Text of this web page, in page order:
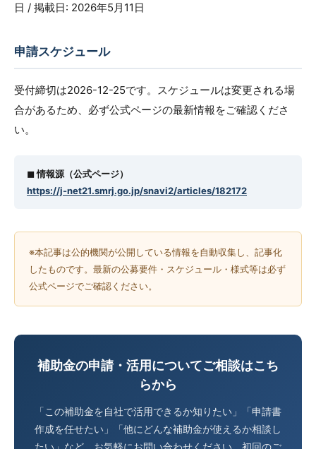
日 / 掲載日: 2026年5月11日
申請スケジュール
受付締切は2026-12-25です。スケジュールは変更される場
合があるため、必ず公式ページの最新情報をご確認くださ
い。
◼︎ 情報源（公式ページ）
https://j-net21.smrj.go.jp/snavi2/articles/182172
※本記事は公的機関が公開している情報を自動収集し、記事化
したものです。最新の公募要件・スケジュール・様式等は必ず
公式ページでご確認ください。
補助金の申請・活用についてご相談はこち
らから
「この補助金を自社で活用できるか知りたい」「申請書
作成を任せたい」「他にどんな補助金が使えるか相談し
たい」など、お気軽にお問い合わせください。初回のご